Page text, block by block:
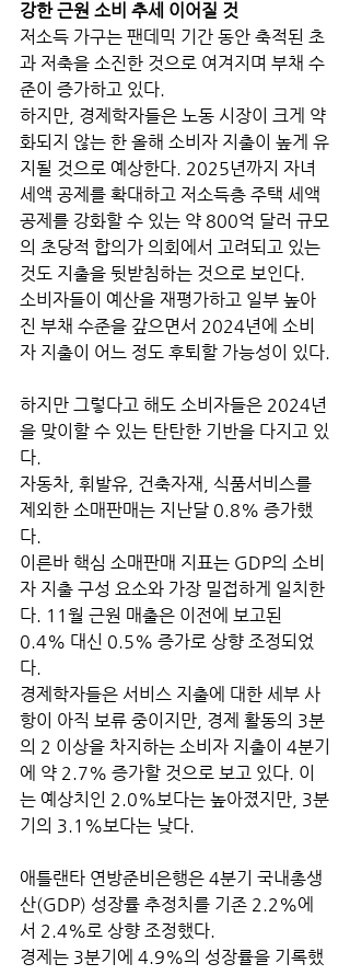
강한 근원 소비 추세 이어질 것
저소득 가구는 팬데믹 기간 동안 축적된 초
과 저축을 소진한 것으로 여겨지며 부채 수
준이 증가하고 있다.
하지만, 경제학자들은 노동 시장이 크게 약
화되지 않는 한 올해 소비자 지출이 높게 유
지될 것으로 예상한다. 2025년까지 자녀
세액 공제를 확대하고 저소득층 주택 세액
공제를 강화할 수 있는 약 800억 달러 규모
의 초당적 합의가 의회에서 고려되고 있는
것도 지출을 뒷받침하는 것으로 보인다.
소비자들이 예산을 재평가하고 일부 높아
진 부채 수준을 갚으면서 2024년에 소비
자 지출이 어느 정도 후퇴할 가능성이 있다.
하지만 그렇다고 해도 소비자들은 2024년
을 맞이할 수 있는 탄탄한 기반을 다지고 있
다.
자동차, 휘발유, 건축자재, 식품서비스를
제외한 소매판매는 지난달 0.8% 증가했
다.
이른바 핵심 소매판매 지표는 GDP의 소비
자 지출 구성 요소와 가장 밀접하게 일치한
다. 11월 근원 매출은 이전에 보고된
0.4% 대신 0.5% 증가로 상향 조정되었
다.
경제학자들은 서비스 지출에 대한 세부 사
항이 아직 보류 중이지만, 경제 활동의 3분
의 2 이상을 차지하는 소비자 지출이 4분기
에 약 2.7% 증가할 것으로 보고 있다. 이
는 예상치인 2.0%보다는 높아졌지만, 3분
기의 3.1%보다는 낮다.
애틀랜타 연방준비은행은 4분기 국내총생
산(GDP) 성장률 추정치를 기존 2.2%에
서 2.4%로 상향 조정했다.
경제는 3분기에 4.9%의 성장률을 기록했